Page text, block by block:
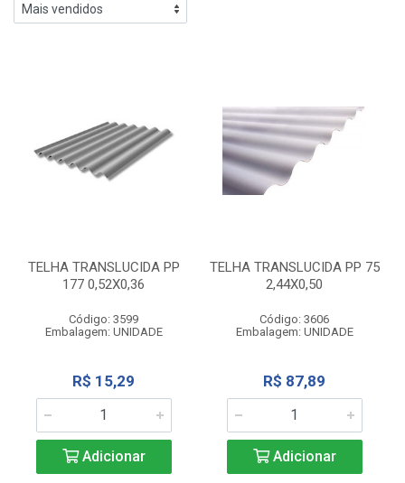
TELHA TRANSLUCIDA PP
177 0,52X0,36
Código: 3599
Embalagem: UNIDADE
R$ 15,29
Adicionar
TELHA TRANSLUCIDA PP 75
2,44X0,50
Código: 3606
Embalagem: UNIDADE
R$ 87,89
Adicionar